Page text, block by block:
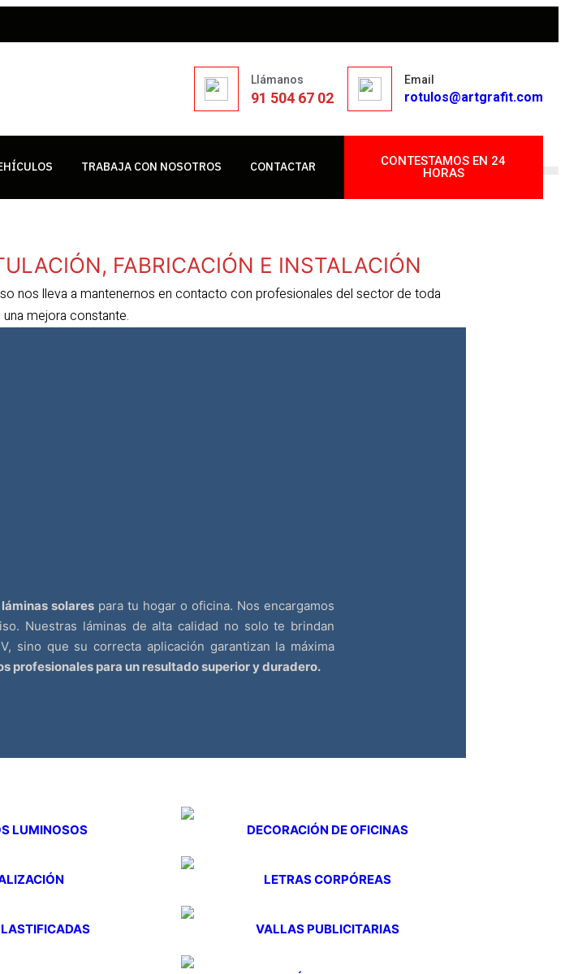
Llámanos
91 504 67 02
Email
rotulos@artgrafit.com
TRABAJA CON NOSOTROS CONTACTAR
CONTESTAMOS EN 24
HORAS
FABRICACIÓN E INSTALACIÓN
nos lleva a mantenernos en contacto con profesionales del sector de toda
mejora constante.
solares para tu hogar o oficina. Nos encargamos
Nuestras láminas de alta calidad no solo te brindan
sino que su correcta aplicación garantizan la máxima
profesionales para un resultado superior y duradero.
LUMINOSOS DECORACIÓN DE OFICINAS
LETRAS CORPÓREAS
VALLAS PUBLICITARIAS